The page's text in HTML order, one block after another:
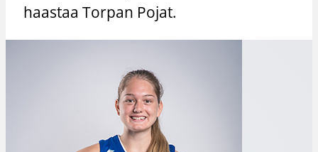
haastaa Torpan Pojat.